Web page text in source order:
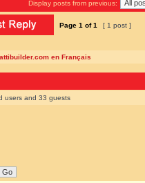
Display posts from previous:
Page 1 of1 [ 1 post ]
en Français
users and 33 guests